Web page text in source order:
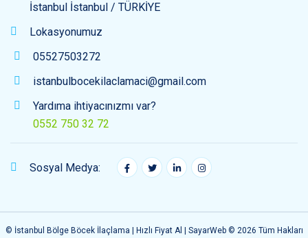
İstanbul İstanbul / TÜRKİYE
Lokasyonumuz
05527503272
istanbulbocekilaclamaci@gmail.com
Yardıma ihtiyacınızmı var?
0552 750 32 72
Sosyal Medya:
© İstanbul Bölge Böcek İlaçlama | Hızlı Fiyat Al | SayarWeb© 2026 Tüm Hakları